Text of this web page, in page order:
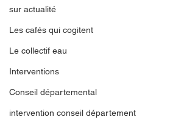
sur actualité
Les cafés qui cogitent
Le collectif eau
Interventions
Conseil départemental
intervention conseil département